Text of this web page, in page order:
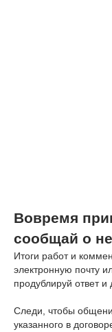
Вовремя
сообщай о
Итоги работ и
электронную почту
продублируй ответ и
Следи, чтобы
указанного в